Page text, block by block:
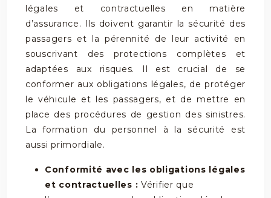
légales et contractuelles en matière
d’assurance. Ils doivent garantir la sécurité des
passagers et la pérennité de leur activité en
souscrivant des protections complètes et
adaptées aux risques. Il est crucial de se
conformer aux obligations légales, de protéger
le véhicule et les passagers, et de mettre en
place des procédures de gestion des sinistres.
La formation du personnel à la sécurité est
aussi primordiale.
Conformité avec les obligations légales
et contractuelles : Vérifier que